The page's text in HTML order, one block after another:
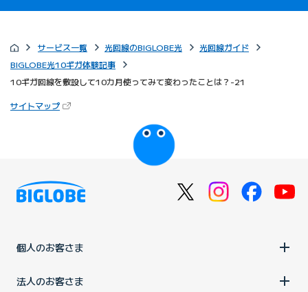
サービス一覧 光回線のBIGLOBE光
光回線ガイド
BIGLOBE光10ギガ体験記事
10ギガ回線を敷設して10カ月使ってみて変わったことは？-21
サイトマップ（新しいタブで開きます）
びっぷるのページ
個人のお客さま
法人のお客さま